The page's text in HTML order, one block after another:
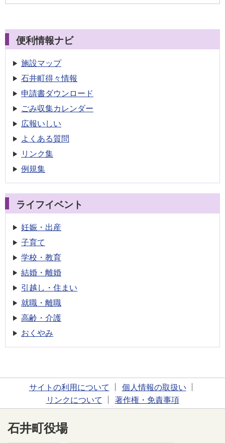
便利情報ナビ
施設マップ
石井町得々情報
申請書ダウンロード
ごみ収集カレンダー
広報いしい
よくある質問
リンク集
例規集
ライフイベント
妊娠・出産
子育て
学校・教育
結婚・離婚
引越し・住まい
就職・離職
高齢・介護
おくやみ
サイトの利用について
個人情報の取扱い
リンクについて
著作権・免責事項
石井町役場